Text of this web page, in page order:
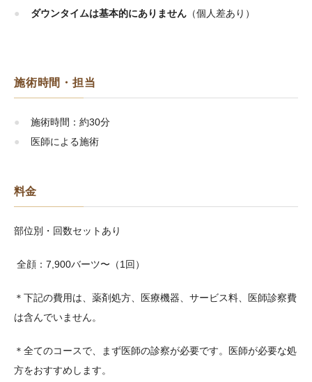
ダウンタイムは基本的にありません （個人差あり）
施術時間・担当
施術時間：約30分
医師による施術
料金
部位別・回数セットあり
全顔：7,900バーツ〜（1回）
＊下記の費用は、薬剤処方、医療機器、サービス料、医師診察費
は含んでいません。
＊全てのコースで、まず医師の診察が必要です。医師が必要な処
方をおすすめします。